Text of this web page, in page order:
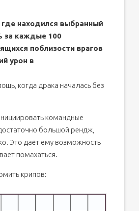
находился выбранный
за каждые 100
поблизости врагов
урон в
когда драка началась без
командные
большой рендж,
Это даёт ему возможность
помахаться.
крипов: